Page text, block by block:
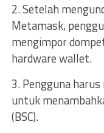
2. Setelah
Metamask,
mengimpor
hardware wallet.
3. Pengguna
untuk
(BSC).